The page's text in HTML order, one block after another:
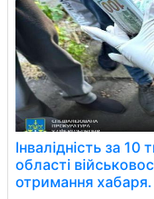
Інвалідність за 10
області
отримання хабаря.